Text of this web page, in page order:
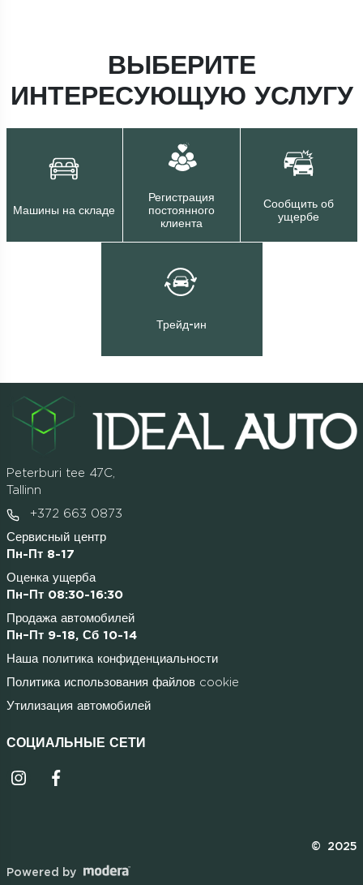
ВЫБЕРИТЕ
ИНТЕРЕСУЮЩУЮ УСЛУГУ
Машины на складе
Регистрация
постоянного
клиента
Сообщить об
ущербе
Трейд-ин
Peterburi tee 47C,
Tallinn
+372 663 0873
Сервисный центр
Пн-Пт 8-17
Оценка ущерба
Пн–Пт 08:30-16:30
Продажа автомобилей
Пн–Пт 9-18, Сб 10-14
Наша политика конфиденциальности
Политика использования файлов cookie
Утилизация автомобилей
СОЦИАЛЬНЫЕ СЕТИ
Instagrammi ikoon
© 2025
Powered by